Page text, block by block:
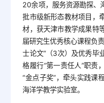
20余项，服务资源勘探、
批市级新形态教材项目，
材，获天津市教学成果特
届研究生优秀核心课程负
士论文”（3次）及优秀毕
格履行“第一责任人”职责
“金点子奖”，牵头实践课
海洋学教学实验室。